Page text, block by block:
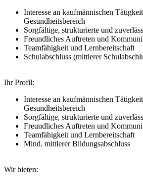
Interesse an kaufmännischen
Gesundheitsbereich
Sorgfältige, strukturierte und
Freundliches Auftreten und
Teamfähigkeit und Lernbereitschaft
Schulabschluss (mittlerer
Ihr Profil:
Interesse an kaufmännischen
Gesundheitsbereich
Sorgfältige, strukturierte und
Freundliches Auftreten und
Teamfähigkeit und Lernbereitschaft
Mind. mittlerer Bildungsabschluss
Wir bieten: